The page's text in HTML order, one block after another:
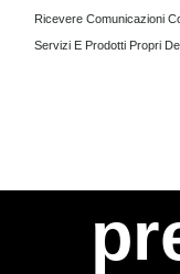
Ricevere Comunicazioni
Servizi E Prodotti Propri